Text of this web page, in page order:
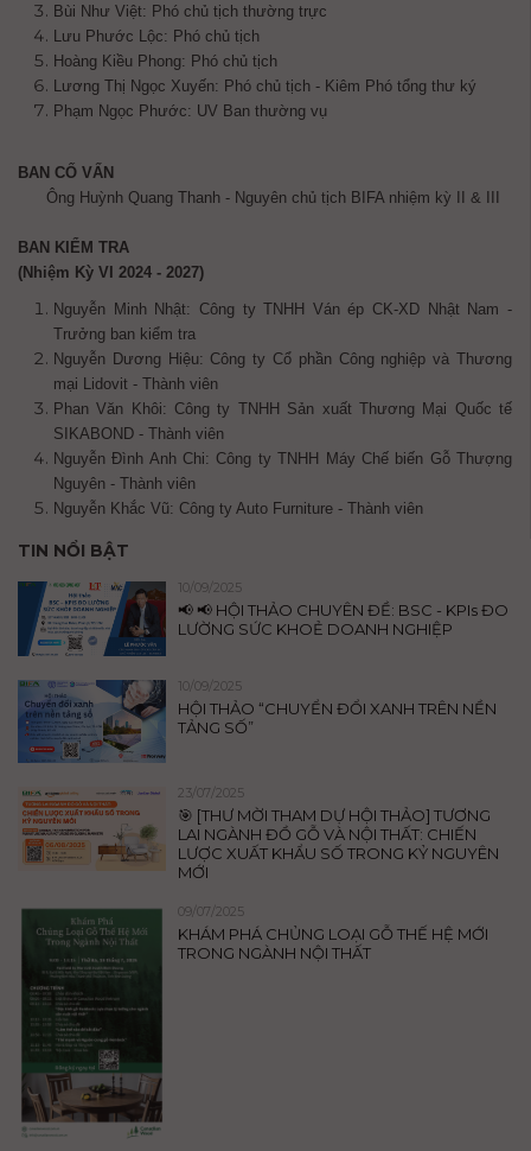
Bùi Như Việt: Phó chủ tịch thường trực
Lưu Phước Lộc: Phó chủ tịch
Hoàng Kiều Phong: Phó chủ tịch
Lương Thị Ngọc Xuyến: Phó chủ tịch - Kiêm Phó tổng thư ký
Phạm Ngọc Phước: UV Ban thường vụ
BAN CỐ VẤN
Ông Huỳnh Quang Thanh - Nguyên chủ tịch BIFA nhiệm kỳ II & III
BAN KIỂM TRA
(Nhiệm Kỳ VI 2024 - 2027)
Nguyễn Minh Nhật: Công ty TNHH Ván ép CK-XD Nhật Nam -
Trưởng ban kiểm tra
Nguyễn Dương Hiệu: Công ty Cổ phần Công nghiệp và Thương
mại Lidovit - Thành viên
Phan Văn Khôi: Công ty TNHH Sản xuất Thương Mại Quốc tế
SIKABOND - Thành viên
Nguyễn Đình Anh Chi: Công ty TNHH Máy Chế biến Gỗ Thượng
Nguyên - Thành viên
Nguyễn Khắc Vũ: Công ty Auto Furniture - Thành viên
TIN NỔI BẬT
10/09/2025
📢 📢 HỘI THẢO CHUYÊN ĐỀ: BSC - KPIs ĐO
LƯỜNG SỨC KHOẺ DOANH NGHIỆP
10/09/2025
HỘI THẢO “CHUYỂN ĐỔI XANH TRÊN NỀN
TẢNG SỐ”
23/07/2025
🎯 [THƯ MỜI THAM DỰ HỘI THẢO] TƯƠNG
LAI NGÀNH ĐỒ GỖ VÀ NỘI THẤT: CHIẾN
LƯỢC XUẤT KHẨU SỐ TRONG KỶ NGUYÊN
MỚI
09/07/2025
KHÁM PHÁ CHỦNG LOẠI GỖ THẾ HỆ MỚI
TRONG NGÀNH NỘI THẤT